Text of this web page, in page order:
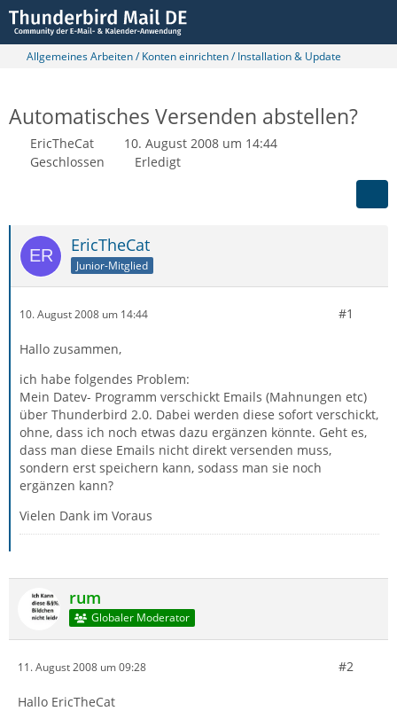
Allgemeines Arbeiten / Konten einrichten / Installation & Update
Automatisches Versenden abstellen?
EricTheCat
10. August 2008 um 14:44
Geschlossen
Erledigt
EricTheCat
Junior-Mitglied
10. August 2008 um 14:44 #1
Hallo zusammen,
ich habe folgendes Problem:
Mein Datev- Programm verschickt Emails (Mahnungen etc)
über Thunderbird 2.0. Dabei werden diese sofort verschickt,
ohne, dass ich noch etwas dazu ergänzen könnte. Geht es,
dass man diese Emails nicht direkt versenden muss,
sondern erst speichern kann, sodass man sie noch
ergänzen kann?
Vielen Dank im Voraus
rum
Globaler Moderator
11. August 2008 um 09:28 #2
Hallo EricTheCat